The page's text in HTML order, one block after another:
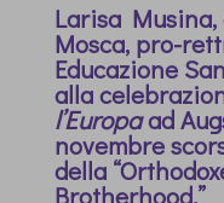
Larisa
Mosca, pro-
Educazione
alla
l’Europaad
novembre
della
Brotherhood.”